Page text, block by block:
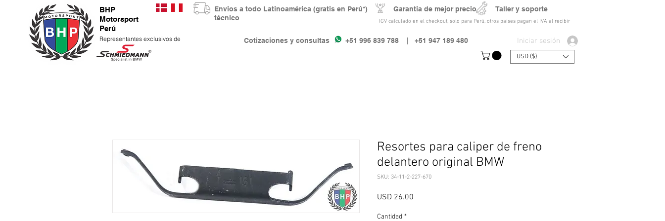
IGV calculado en el checkout, solo para Perú, otros paises pagan el IVA al recibir
BHP
Motorsport
Perú
Iniciar sesión
Representantes exclusivos de Cotizaciones y consultas +51 996 839 788 | +51 947 189 480
USD ($)
Envios a todo Latinoamérica (gratis en Perú*) Garantia de mejor precio Taller y soporte
técnico
Resortes para caliper de freno
delantero original BMW
SKU: 34-11-2-227-670
USD 26.00
Cantidad *